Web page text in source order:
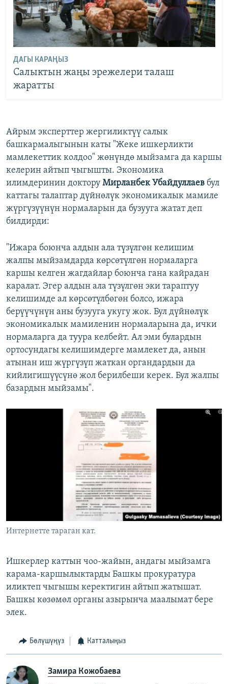
ДАГЫ КАРАҢЫЗ
Салыктын жаңы эрежелери талаш
жаратты
Айрым эксперттер жергиликтүү салык
башкармалыгынын каты "Жеке ишкерликти
мамлекеттик колдоо" жөнүндө мыйзамга да каршы
келерин айтып чыгышты. Экономика
илимдеринин доктору Мирланбек Убайдуллаев бул
каттагы талаптар дүйнөлүк экономикалык мамиле
жүргүзүүнүн нормаларын да бузууга жатат деп
билдирди:
"Ижара боюнча алдын ала түзүлгөн келишим
жалпы мыйзамдарда көрсөтүлгөн нормаларга
каршы келген жагдайлар боюнча гана кайрадан
каралат. Эгер алдын ала түзүлгөн эки тараптуу
келишимде ал көрсөтүлбөгөн болсо, ижара
берүүчүнүн аны бузууга укугу жок. Бул дүйнөлүк
экономикалык мамиленин нормаларына да, ички
нормаларга да туура келбейт. Ал эми булардын
ортосундагы келишимдерге мамлекет да, анын
атынан иш жүргүзүп жаткан органдардын да
кийлигишүүсүнө жол берилбеши керек. Бул жалпы
базардын мыйзамы".
Интернетте тараган кат.
Ишкерлер каттын чоо-жайын, андагы мыйзамга
карама-каршылыктарды Башкы прокуратура
иликтеп чыгышы керектигин айтып жатышат.
Башкы көзөмөл органы азырынча маалымат бере
элек.
Бөлүшүңүз Катталыңыз
Замира Кожобаева